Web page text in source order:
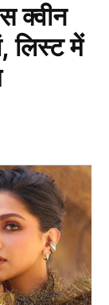
को कंफर्म करते
क्वीन
लिस्ट में